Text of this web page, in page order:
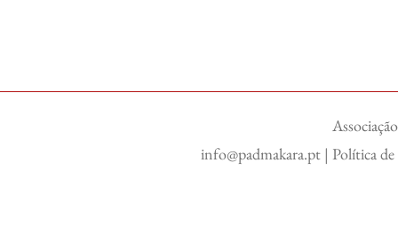
info@padmakara.pt | Política